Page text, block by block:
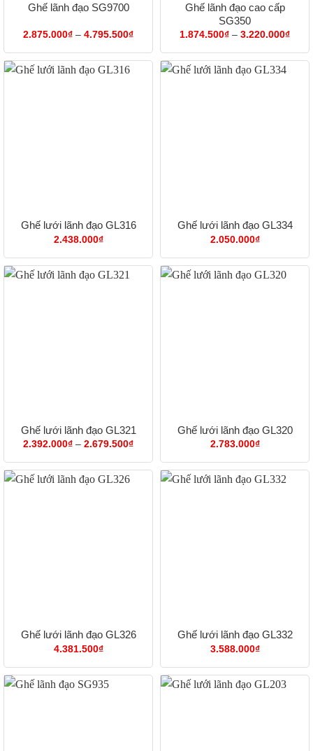
Ghế lãnh đạo SG9700
2.875.000₫ – 4.795.500₫Khoảng
từ
2.875.000₫
Ghế lãnh đạo cao cấp
SG350
1.874.500₫ – 3.220.000₫
từ
Ghế lưới lãnh đạo GL316
2.438.000₫
Ghế lưới lãnh đạo GL334
2.050.000₫
Ghế lưới lãnh đạo GL321
2.392.000₫ – 2.679.500₫Khoảng
từ
2.392.000₫
Ghế lưới lãnh đạo GL320
2.783.000₫
Ghế lưới lãnh đạo GL326
4.381.500₫
Ghế lưới lãnh đạo GL332
3.588.000₫